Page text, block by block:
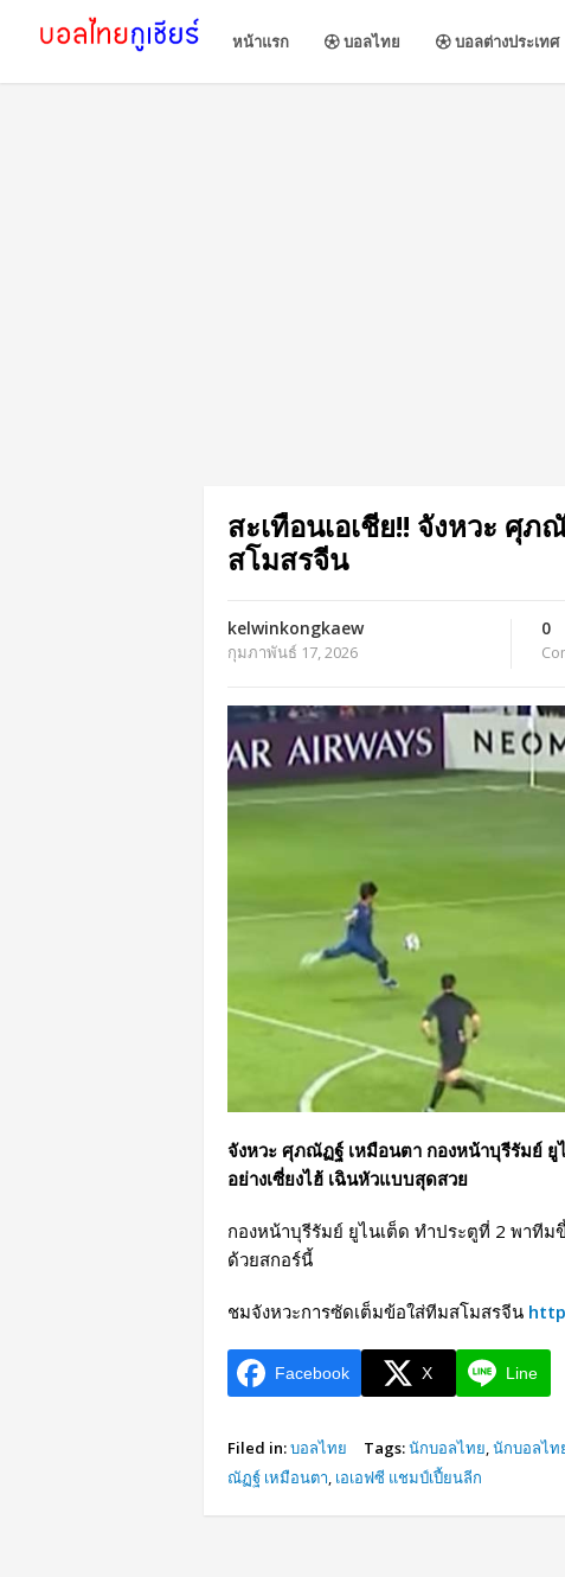
หน้าแรก บอลไทย บอลต่างประเทศ
สะเทือนเอเชีย!! จังหวะ ศุ
สโมสรจีน
kelwinkongkaew
กุมภาพันธ์ 17, 2026
0
จังหวะ ศุภณัฏฐ์ เหมือนตา กองหน้าบุรีรัมย์
อย่างเซี่ยงไฮ้ เฉินหัวแบบสุดสวย
กองหน้าบุรีรัมย์ ยูไนเต็ด ทำประตูที่ 2 พาทีม
ด้วยสกอร์นี้
ชมจังหวะการซัดเต็มข้อใส่ทีมสโมสรจีน
Facebook X Line
Filed in:บอลไทย Tags:นักบอลไทย,นักบอลไท
ณัฏฐ์ เหมือนตา, เอเอฟซี แชมป์เปี้ยนลีก